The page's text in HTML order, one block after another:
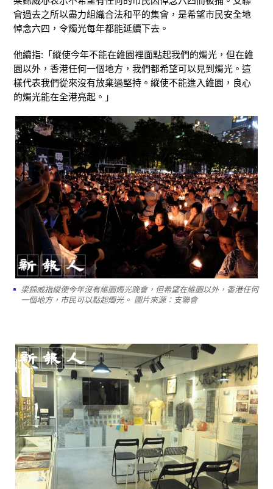
會過去之所以盡力組織合法和平的集會，是希望市民安全地
悼念六四，令燭光每年都能延續下去。
他續指:「縱使今年不能在維園裡面點起我們的燭光，但在維
園以外，香港任何一個地方，我們都希望可以見到燭光。這
樣代表我們從來沒有放棄過堅持。縱使不能進入維園，良心
的燭光能在全港亮起。」
梁錦威指縱使今年沒有維園燭光晚會，但希望在維園以外，香港任何
一個地方，市民可以點起燭光。 圖片來源：支聯會